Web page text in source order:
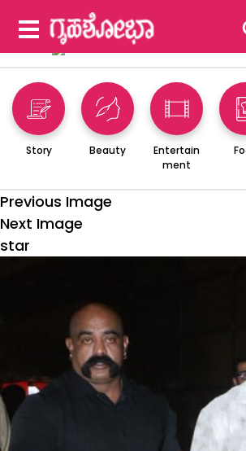
Story Beauty
Entertain
ment
Previous Image
Next Image
star